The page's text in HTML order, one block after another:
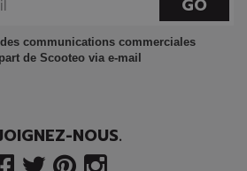
GO
communications commerciales
de Scooteo via e-mail
NOUS.